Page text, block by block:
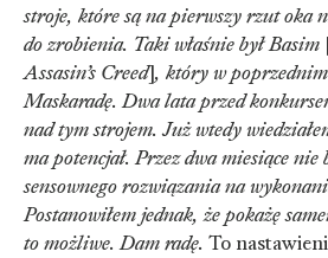
stroje, które są na pierwszy rzut oka
do zrobienia. Taki właśnie był Basim
Assasin’s Creed], który w
Maskaradę. Dwa lata przed
nad tym strojem. Już wtedy
ma potencjał. Przez dwa miesiące nie
sensownego rozwiązania na
Postanowiłem jednak, że pokażę
to możliwe. Dam radę. To